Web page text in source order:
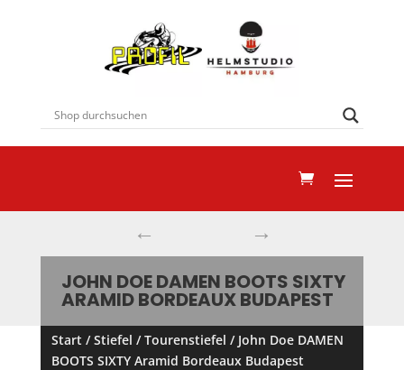
← →
JOHN DOE DAMEN BOOTS SIXTY
ARAMID BORDEAUX BUDAPEST
Start /Stiefel /Tourenstiefel / John Doe DAMEN
BOOTS SIXTY Aramid Bordeaux Budapest